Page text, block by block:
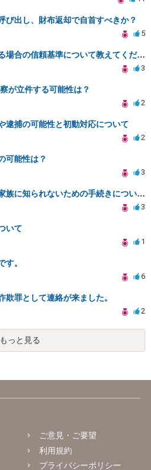
び出し、財布返却で自首すべきか？
5
弁護士の意見が異なる場合の信頼基準について教えてください
3
が立件する可能性は？
2
逮捕の可能性と初動対応について
2
可能性は？
3
書類送検後の対応と家族に知られないための手続きについて相談
3
いて
1
す。
6
欺罪として連絡が来ました。
2
もっと見る
ご意見・ご要望
利用規約
プライバシーポリシー